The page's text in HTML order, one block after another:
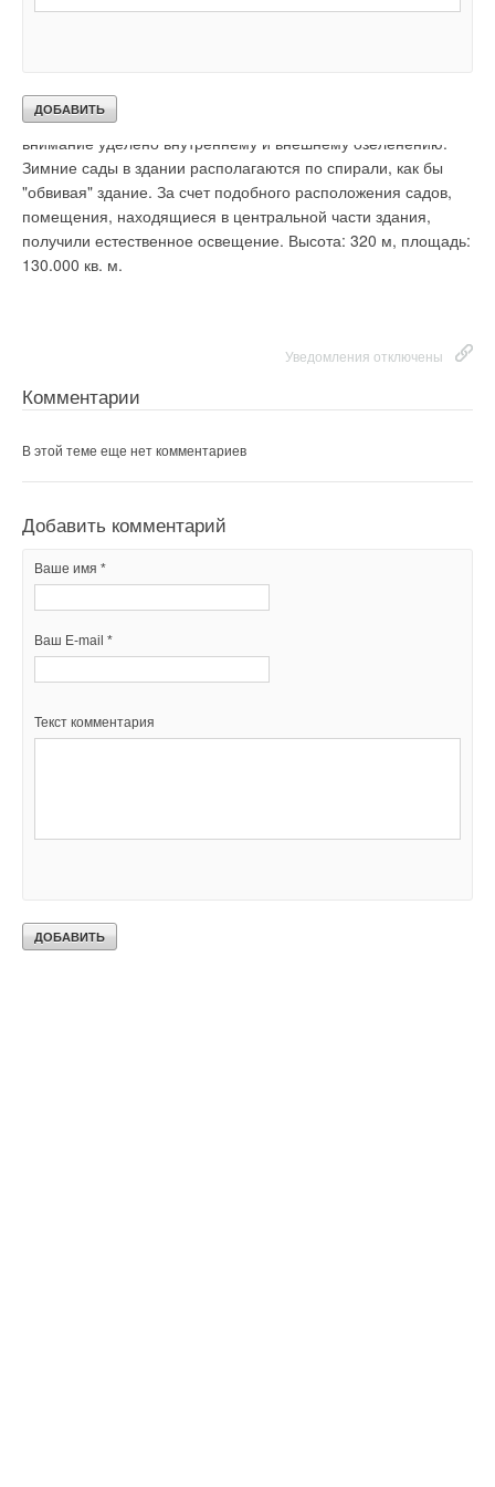
винтовой лестницы). В проекте реализованы принципы
"умного здания" и "экологической архитектуры". Особое
внимание уделено внутреннему и внешнему озеленению.
Зимние сады в здании располагаются по спирали, как бы
"обвивая" здание. За счет подобного расположения садов,
помещения, находящиеся в центральной части здания,
получили естественное освещение. Высота: 320 м, площадь:
130.000 кв. м.
Уведомления отключены
Комментарии
В этой теме еще нет комментариев
Добавить комментарий
Ваше имя *
Ваш E-mail *
Текст комментария